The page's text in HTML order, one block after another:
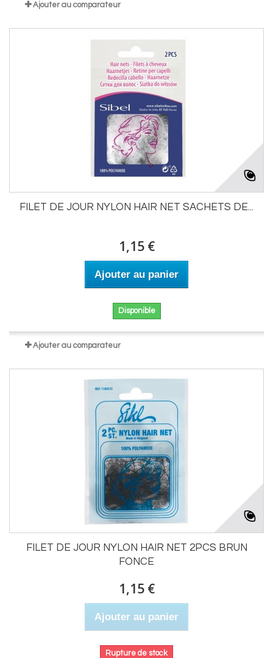
Ajouter au comparateur
FILET DE JOUR NYLON HAIR NET SACHETS DE...
1,15 €
Ajouter au panier
Disponible
Ajouter au comparateur
FILET DE JOUR NYLON HAIR NET 2PCS BRUN
FONCE
1,15 €
Ajouter au panier
Rupture de stock